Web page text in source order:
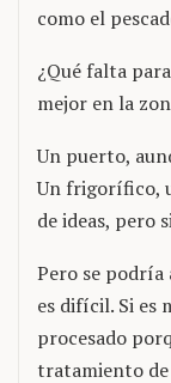
como el
¿Qué falta
mejor en la
Un puerto,
Un frigorífico,
de ideas, pero
Pero se
es difícil. Si es
procesado
tratamiento de